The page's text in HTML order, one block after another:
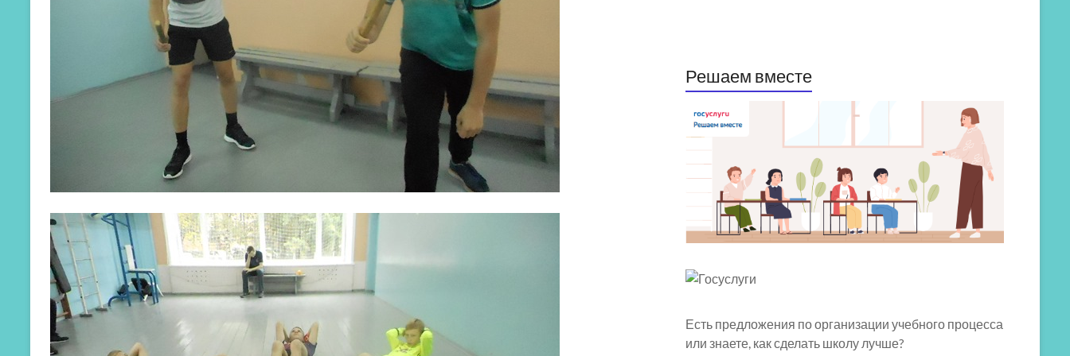
Решаем вместе
Есть предложения по организации учебного процесса
или знаете, как сделать школу лучше?